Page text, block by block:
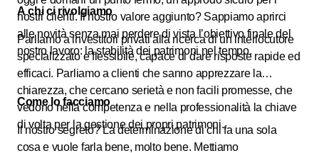
nostri clienti. Il nostro valore aggiunto? Sappiamo aprirci
alle novità senza mai perdere di vista l’obiettivo finale del
nostro lavoro: la stabilità dei patrimoni nel tempo.
A chi ci rivolgiamo
Parliamo a investitori privati alla ricerca di un interlocutore
specializzato e flessibile, capace di dare risposte rapide ed
efficaci. Parliamo a clienti che sanno apprezzare la
chiarezza, che cercano serietà e non facili promesse, che
vedono nella competenza e nella professionalità la chiave
di volta per la gestione dei propri patrimoni.
Come lo facciamo
Il nostro segreto? La determinazione di chi fa una sola
cosa e vuole farla bene, molto bene. Mettiamo